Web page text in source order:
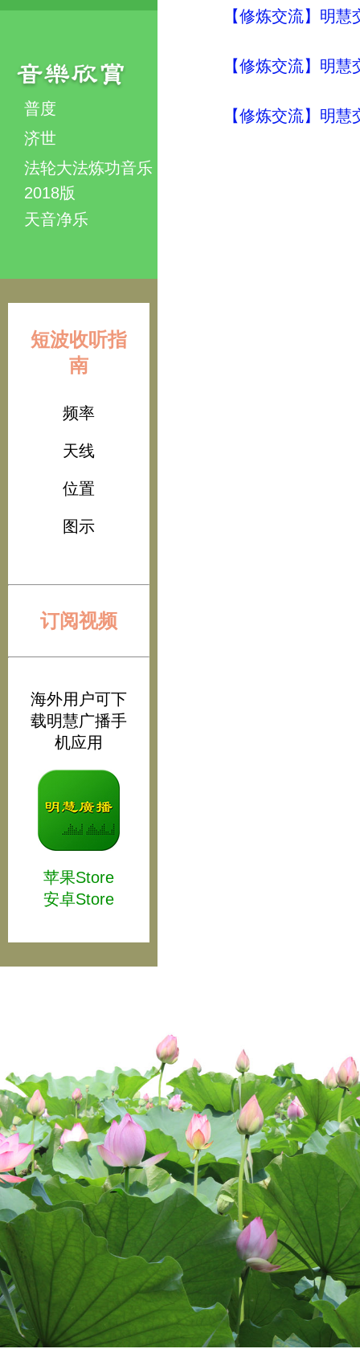
普度
济世
法轮大法炼功音乐
2018版
天音净乐
短波收听指
南
频率
天线
位置
图示
订阅视频
海外用户可下
载明慧广播手
机应用
苹果Store
安卓Store
【修炼交流】明
【修炼交流】明
【修炼交流】明